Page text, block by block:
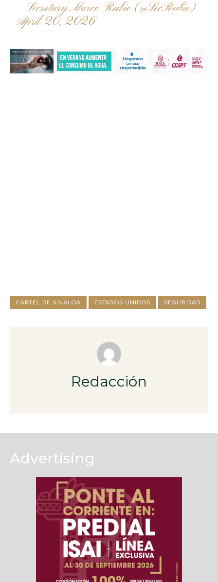
— Secretary Marco Rubio (@SecRubio)
April 20, 2026
CÁRTEL DE SINALOA ESTADOS UNIDOS SEGURIDAD
Redacción
Advertising